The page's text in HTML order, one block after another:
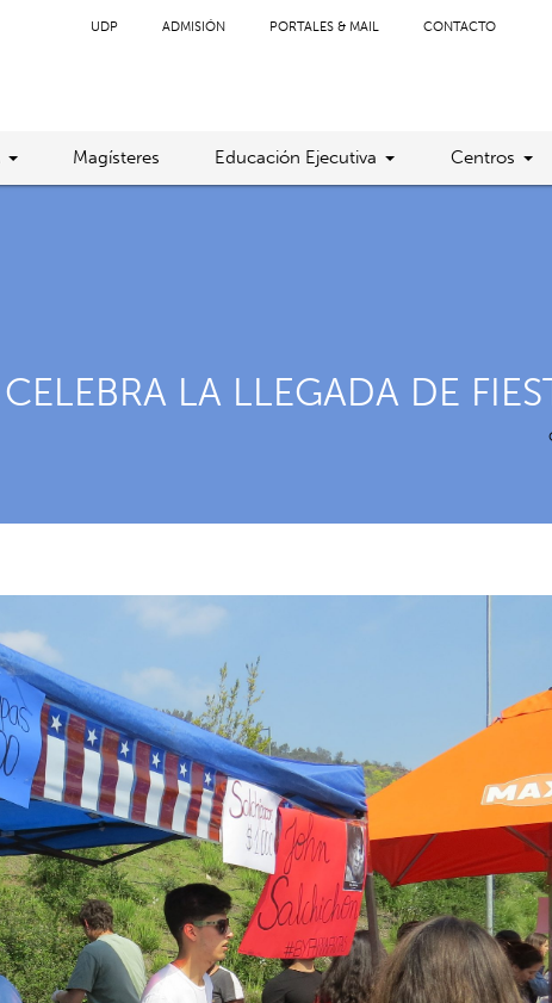
UDP ADMISIÓN PORTALES & MAIL CONTACTO
Magísteres Educación Ejecutiva Centros
LA LLEGADA DE